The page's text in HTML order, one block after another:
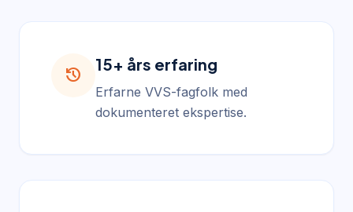
history
15+ års erfaring
Erfarne VVS-fagfolk med
dokumenteret ekspertise.